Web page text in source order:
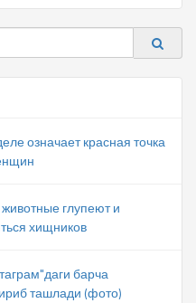
означает красная точка
глупеют и
хищников
барча
ташлади (фото)